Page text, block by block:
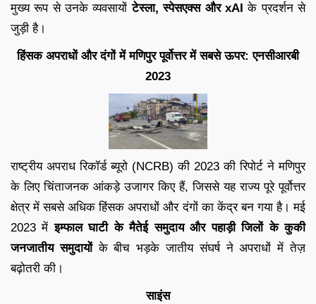
मुख्य रूप से उनके व्यवसायोंटेस्ला, स्पेसएक्स और xAI के प्रदर्शन से
जुड़ी है।
हिंसक अपराधों और दंगों में मणिपुर पूर्वोत्तर में सबसे ऊपर: एनसीआरबी
2023
राष्ट्रीय अपराध रिकॉर्ड ब्यूरो (NCRB) की 2023 की रिपोर्ट ने मणिपुर
के लिए चिंताजनक आंकड़े उजागर किए हैं, जिससे यह राज्य पूरे पूर्वोत्तर
क्षेत्र में सबसे अधिक हिंसक अपराधों और दंगों का केंद्र बन गया है। मई
2023 मेंइम्फाल घाटी के मैतेई समुदाय और पहाड़ी जिलों के कुकी
जनजातीय समुदायोंके बीच भड़के जातीय संघर्ष ने अपराधों में तेज़
बढ़ोतरी की।
साइंस